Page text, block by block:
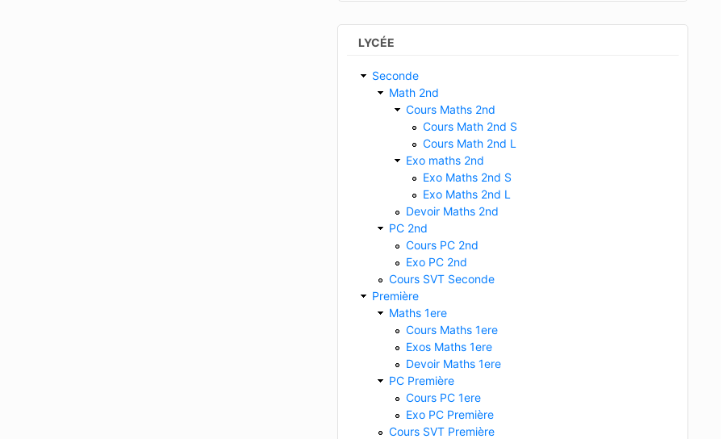
LYCÉE
Seconde
Math 2nd
Cours Maths 2nd
Cours Math 2nd S
Cours Math 2nd L
Exo maths 2nd
Exo Maths 2nd S
Exo Maths 2nd L
Devoir Maths 2nd
PC 2nd
Cours PC 2nd
Exo PC 2nd
Cours SVT Seconde
Première
Maths 1ere
Cours Maths 1ere
Exos Maths 1ere
Devoir Maths 1ere
PC Première
Cours PC 1ere
Exo PC Première
Cours SVT Première